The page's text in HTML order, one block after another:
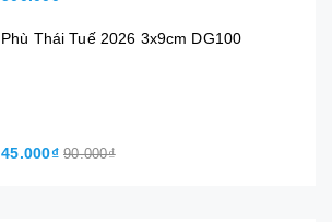
Phù Thái Tuế 2026 3x9cm DG100
45.000₫ 90.000₫